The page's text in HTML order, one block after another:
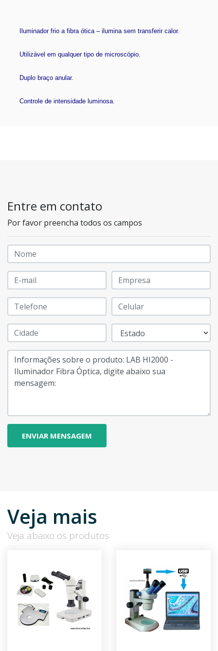
CENTRÍFUGAS PARA LABORATÓRIO
Iluminador frio a fibra ótica – ilumina sem transferir calor.
Utilizável em qualquer tipo de microscópio.
Duplo braço anular.
Controle de intensidade luminosa.
Entre em contato
Por favor preencha todos os campos
Veja mais
Veja abaixo os produtos